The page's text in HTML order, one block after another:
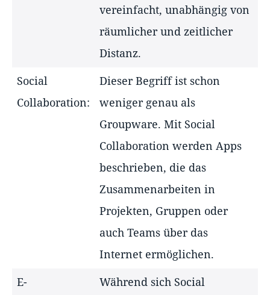
vereinfacht, unabhängig von
räumlicher und zeitlicher
Distanz.
Social
Collaboration:
Dieser Begriff ist schon
weniger genau als
Groupware. Mit Social
Collaboration werden Apps
beschrieben, die das
Zusammenarbeiten in
Projekten, Gruppen oder
auch Teams über das
Internet ermöglichen.
E-
Während sich Social